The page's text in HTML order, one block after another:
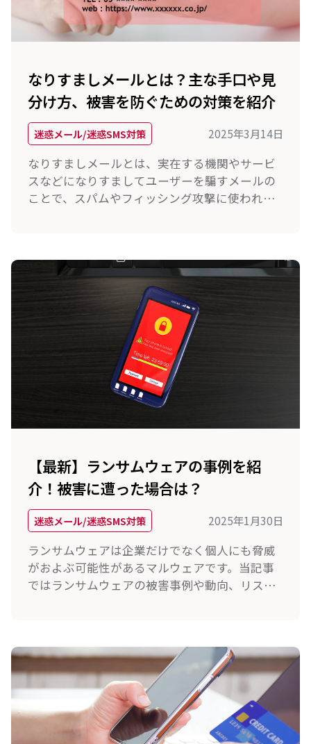
なりすましメールとは？主な手口や見
分け方、被害を防ぐための対策を紹介
迷惑メール/迷惑SMS対策 2025年3月14日
なりすましメールとは、実在する機関やサービ
スなどになりすましてユーザーを騙すメールの
ことで、スパムやフィッシング攻撃に使われる
【最新】ランサムウェアの事例を紹
介！被害に遭った場合は？
迷惑メール/迷惑SMS対策 2025年1月30日
ランサムウェアは企業だけでなく個人にも脅威
がおよぶ可能性があるマルウェアです。当記事
ではランサムウェアの被害事例や動向、リスク